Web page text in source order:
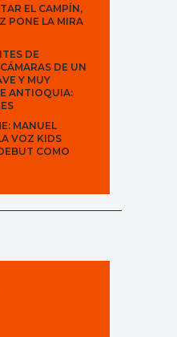
EL CAMPÍN,
PONE LA MIRA
DE
DE UN
Y MUY
ANTIOQUIA:
MANUEL
VOZ KIDS
COMO